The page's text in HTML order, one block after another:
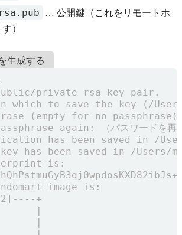
… 公開鍵（これをリモートホ
）
生成する